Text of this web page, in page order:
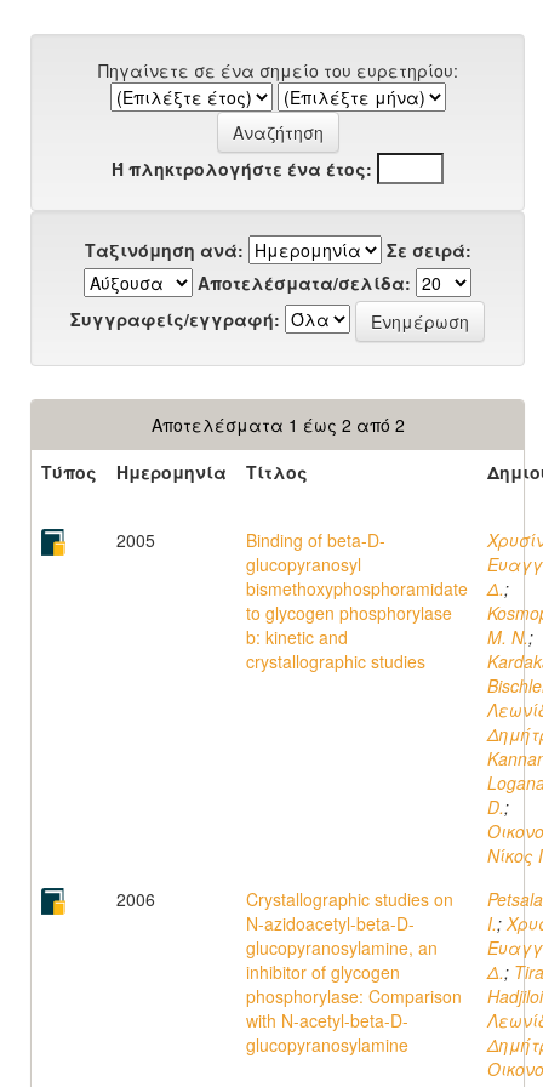
Πηγαίνετε σε ένα σημείο του ευρετηρίου:
Ή πληκτρολογήστε ένα έτος:
Ταξινόμηση ανά:
Σε σειρά:
Αποτελέσματα/σελίδα:
Συγγραφείς/εγγραφή:
Αποτελέσματα 1 έως 2 από 2
Τύπος
Ημερομηνία Τίτλος
2005
Binding of beta-D-
glucopyranosyl
bismethoxyphosphoramidate
to glycogen phosphorylase
b: kinetic and
crystallographic studies
Δ.;
M. N.;
D.;
Νίκος
2006
Crystallographic studies on
N-azidoacetyl-beta-D-
glucopyranosylamine, an
inhibitor of glycogen
phosphorylase: Comparison
with N-acetyl-beta-D-
glucopyranosylamine
I.;
Δ.;